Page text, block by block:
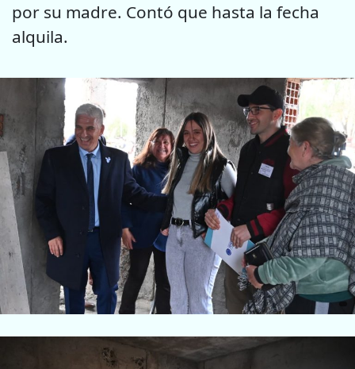
por su madre. Contó que hasta la fecha
alquila.